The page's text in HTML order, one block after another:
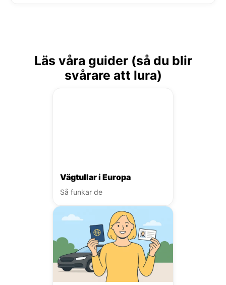
Läs våra guider (så du blir
svårare att lura)
Vägtullar i Europa
Så funkar de